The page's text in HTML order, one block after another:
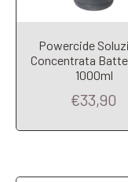
Powercide
Concentrata
1000ml
€33,90
Add to Cart